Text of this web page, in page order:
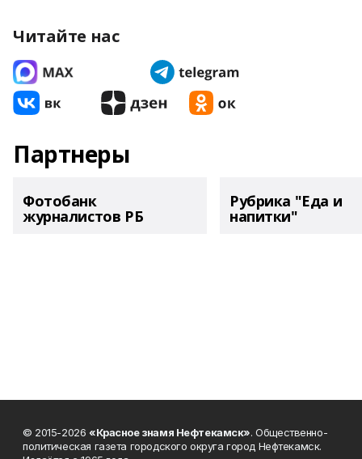
Читайте нас
Партнеры
Фотобанк
журналистов РБ
Рубрика "Еда и
напитки"
© 2015-2026 «Красное знамя Нефтекамск». Общественно-
политическая газета городского округа город Нефтекамск.